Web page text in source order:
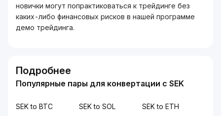
новички могут попрактиковаться к трейдинге без
каких-либо финансовых рисков в нашей программе
демо трейдинга.
Подробнее
Популярные пары для конвертации с SEK
SEK to BTC SEK to SOL SEK to ETH